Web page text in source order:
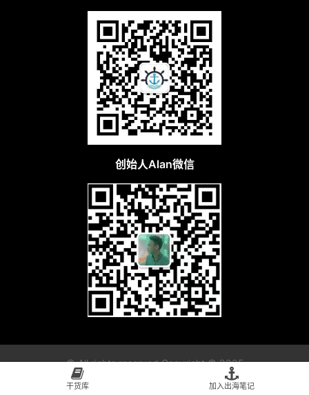
创始人Alan微信
© All rights reserved Copyright © 2025
干货库 加入出海笔记